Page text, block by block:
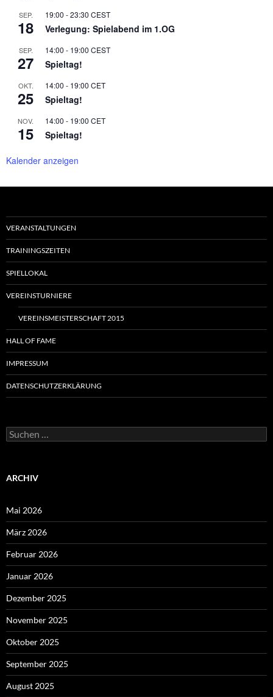
SEP.
18
19:00 -23:30 CEST
Verlegung: Spielabend im 1.OG
SEP.
27
14:00 - 19:00 CEST
Spieltag!
OKT.
25
14:00 - 19:00 CET
Spieltag!
NOV.
15
14:00 - 19:00 CET
Spieltag!
Kalender anzeigen
VERANSTALTUNGEN
TRAININGSZEITEN
SPIELLOKAL
VEREINSTURNIERE
VEREINSMEISTERSCHAFT 2015
HALL OF FAME
IMPRESSUM
DATENSCHUTZERKLÄRUNG
Suchen
nach:
ARCHIV
Mai 2026
März 2026
Februar 2026
Januar 2026
Dezember 2025
November 2025
Oktober 2025
September 2025
August 2025